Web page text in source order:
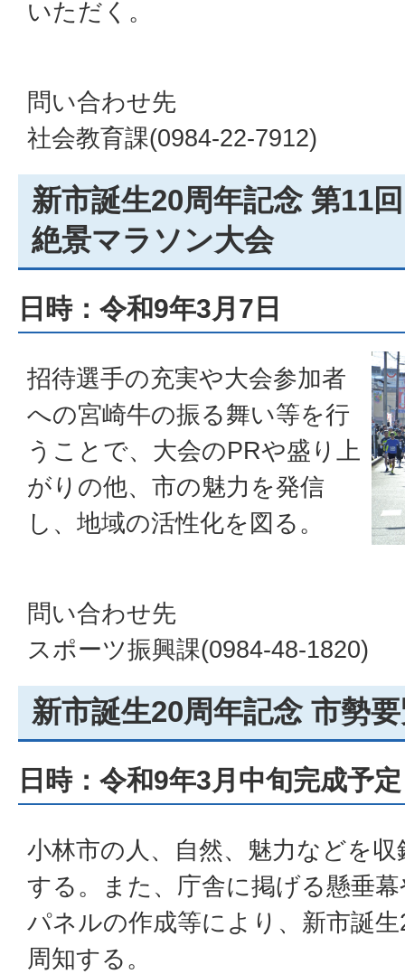
いただく。
問い合わせ先
社会教育課(0984-22-7912)
新市誕生20周年記念 第11
絶景マラソン大会
日時：令和9年3月7日
招待選手の充実や大会参加者
への宮崎牛の振る舞い等を行
うことで、大会のPRや盛り上
がりの他、市の魅力を発信
し、地域の活性化を図る。
問い合わせ先
スポーツ振興課(0984-48-1820)
新市誕生20周年記念 市勢
日時：令和9年3月中旬完成予定
小林市の人、自然、魅力などを
する。また、庁舎に掲げる懸垂
パネルの作成等により、新市誕
周知する。